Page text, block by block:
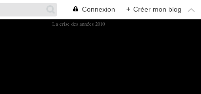
Connexion + Créer mon blog
La crise des années 2010